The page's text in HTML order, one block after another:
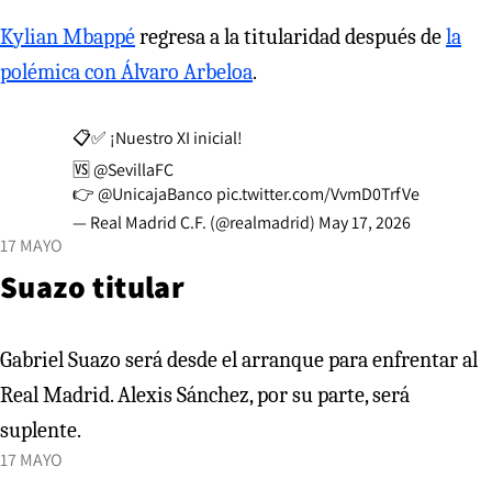
Kylian Mbappéregresa a la titularidad después dela
polémica con Álvaro Arbeloa.
📋✅ ¡Nuestro XI inicial!
🆚 @SevillaFC
👉@UnicajaBanco pic.twitter.com/VvmD0TrfVe
— Real Madrid C.F. (@realmadrid) May 17, 2026
17 MAYO
Suazo titular
Gabriel Suazo será desde el arranque para enfrentar al
Real Madrid. Alexis Sánchez, por su parte, será
suplente.
17 MAYO